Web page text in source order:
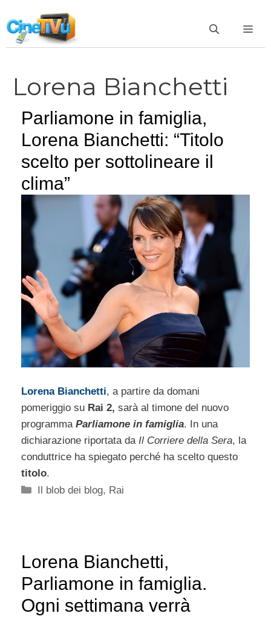
al
contenuto
Lorena Bianchetti
Parliamone in famiglia,
Lorena Bianchetti: “Titolo
scelto per sottolineare il
clima”
Lorena Bianchetti, a partire da domani
pomeriggio su Rai 2, sarà al timone del nuovo
programma Parliamone in famiglia. In una
dichiarazione riportata da Il Corriere della Sera, la
conduttrice ha spiegato perché ha scelto questo
titolo.
Categorie
Il blob dei blog, Rai
Lorena Bianchetti,
Parliamone in famiglia.
Ogni settimana verrà